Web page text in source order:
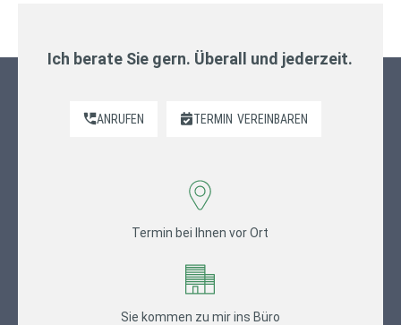
Ich berate Sie gern. Überall und jederzeit.
ANRUFEN TERMIN VEREINBAREN
Termin bei Ihnen vor Ort
Sie kommen zu mir ins Büro